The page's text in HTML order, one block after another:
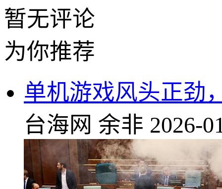
暂无评论
为你推荐
单机游戏风头正劲
台海网 余非 2026-